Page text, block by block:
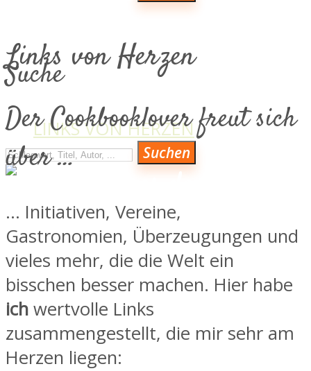
KULINARISCH AUF REISEN
MAGAZIN & NEWS
ÜBER MICH
LINKS VON HERZEN
Suche
Suchen
VERLAGE
Links von Herzen
Der Cookbooklover freut sich
über …
… Initiativen, Vereine,
Gastronomien, Überzeugungen und
vieles mehr, die die Welt ein
bisschen besser machen. Hier habe
ich wertvolle Links
zusammengestellt, die mir sehr am
Herzen liegen: